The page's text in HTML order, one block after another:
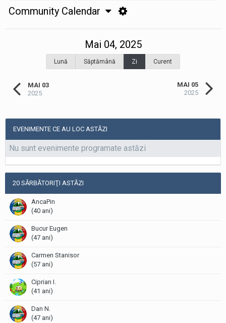
Community Calendar
MAI 03
2025
Mai 04, 2025
Lună Săptămână Zi Curent
MAI 05
2025
EVENIMENTE CE AU LOC ASTĂZI
Nu sunt evenimente programate astăzi
20 SĂRBĂTORIŢI ASTĂZI
AncaPin
(40 ani)
Bucur Eugen
(47 ani)
Carmen Stanisor
(57 ani)
Ciprian I.
(41 ani)
Dan N.
(47 ani)